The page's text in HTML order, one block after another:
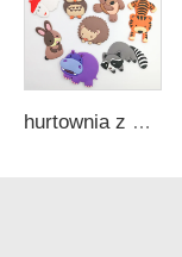
hurtownia z ponad 10-letnim stażem, 3D promocyjne, słodkie niestandardowe, miękkie magnesy z gumy PVC na lodówkę, pamiątki świąteczne i turystyczne